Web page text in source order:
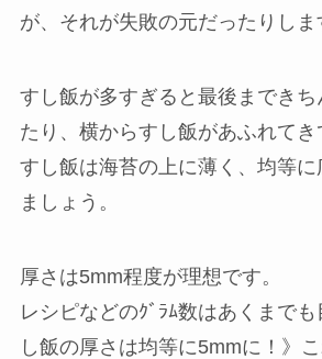
が、それが失敗の元だったりしま
すし飯が多すぎると最後まできち
たり、横からすし飯があふれてき
すし飯は海苔の上に薄く、均等に
ましょう。
厚さは5mm程度が理想です。
レシピなどのｸﾞﾗﾑ数はあくまで
し飯の厚さは均等に5mmに！》